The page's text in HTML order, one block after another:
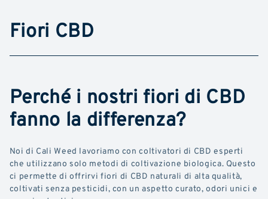
Fiori CBD
Perché i nostri fiori di CBD
fanno la differenza?
Noi di Cali Weed lavoriamo con coltivatori di CBD esperti
che utilizzano solo metodi di coltivazione biologica. Questo
ci permette di offrirvi fiori di CBD naturali di alta qualità,
coltivati senza pesticidi, con un aspetto curato, odori unici e